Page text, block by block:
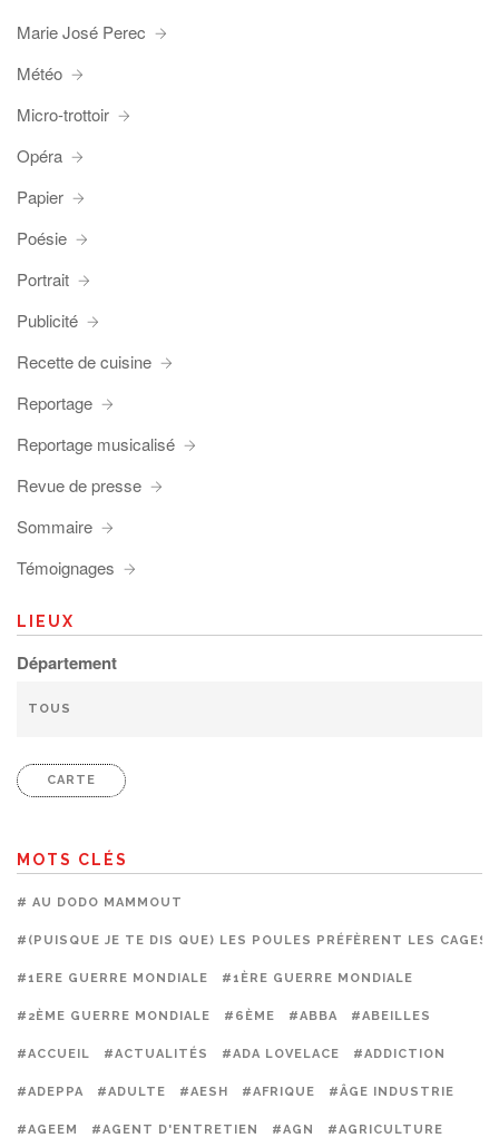
Marie José Perec
Météo
Micro-trottoir
Opéra
Papier
Poésie
Portrait
Publicité
Recette de cuisine
Reportage
Reportage musicalisé
Revue de presse
Sommaire
Témoignages
LIEUX
Département
CARTE
MOTS CLÉS
# AU DODO MAMMOUT
#(PUISQUE JE TE DIS QUE) LES POULES PRÉFÈRENT LES CAGES
#1ERE GUERRE MONDIALE #1ÈRE GUERRE MONDIALE
#2ÈME GUERRE MONDIALE #6ÈME #ABBA #ABEILLES
#ACCUEIL #ACTUALITÉS #ADA LOVELACE #ADDICTION
#ADEPPA #ADULTE #AESH #AFRIQUE #ÂGE INDUSTRIE
#AGEEM #AGENT D'ENTRETIEN #AGN #AGRICULTURE